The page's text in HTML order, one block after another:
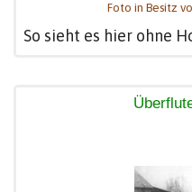
Foto in Besitz
So sieht es hier ohne